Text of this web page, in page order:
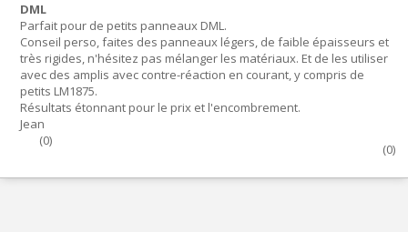
DML
Parfait pour de petits panneaux DML.
Conseil perso, faites des panneaux légers, de faible épaisseurs et
très rigides, n'hésitez pas mélanger les matériaux. Et de les utiliser
avec des amplis avec contre-réaction en courant, y compris de
petits LM1875.
Résultats étonnant pour le prix et l'encombrement.
Jean
(0)
(0)